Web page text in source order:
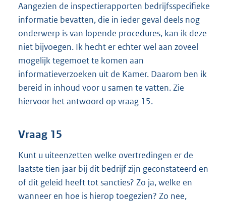
Aangezien de inspectierapporten bedrijfsspecifieke
informatie bevatten, die in ieder geval deels nog
onderwerp is van lopende procedures, kan ik deze
niet bijvoegen. Ik hecht er echter wel aan zoveel
mogelijk tegemoet te komen aan
informatieverzoeken uit de Kamer. Daarom ben ik
bereid in inhoud voor u samen te vatten. Zie
hiervoor het antwoord op vraag 15.
Vraag 15
Kunt u uiteenzetten welke overtredingen er de
laatste tien jaar bij dit bedrijf zijn geconstateerd en
of dit geleid heeft tot sancties? Zo ja, welke en
wanneer en hoe is hierop toegezien? Zo nee,